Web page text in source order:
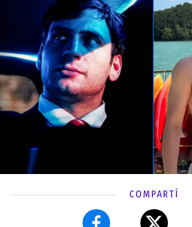
COMPARTÍ